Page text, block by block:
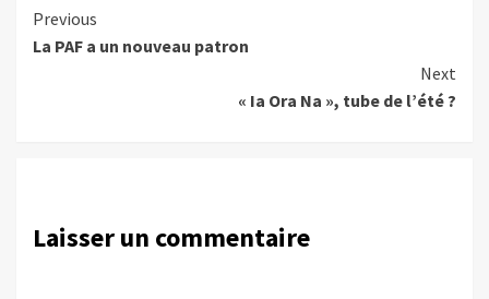
Continue
Reading
Previous
La PAF a un nouveau patron
Next
« Ia Ora Na », tube de l’été ?
Laisser un commentaire